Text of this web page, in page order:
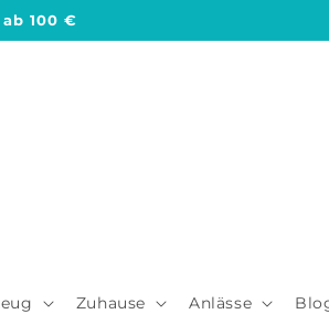
100 €
Zuhause Anlässe